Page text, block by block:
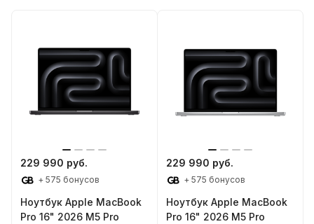
229 990 руб.
+ 575 бонусов
Ноутбук Apple MacBook
Pro 16" 2026 M5 Pro
229 990 руб.
+ 575 бонусов
Ноутбук Apple MacBook
Pro 16" 2026 M5 Pro